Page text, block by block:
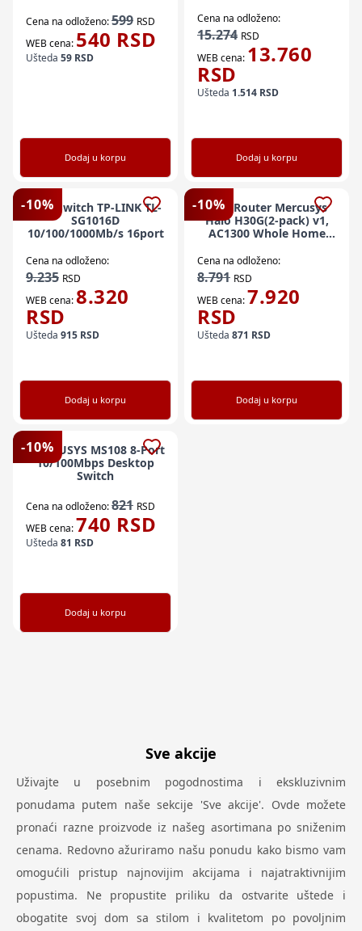
Cena na odloženo:599 RSD
WEB cena: 540 RSD
Ušteda 59 RSD
Dodaj u korpu
Cena na odloženo:
15.274 RSD
WEB cena: 13.760
RSD
Ušteda 1.514 RSD
Dodaj u korpu
-10%
LAN Switch TP-LINK TL-
SG1016D
10/100/1000Mb/s 16port
Cena na odloženo:
9.235 RSD
WEB cena:8.320
RSD
Ušteda 915 RSD
Dodaj u korpu
-10%
LAN Router Mercusys
Halo H30G(2-pack) v1,
AC1300 Whole Home
(62559)
Cena na odloženo:
8.791 RSD
WEB cena:7.920
RSD
Ušteda 871 RSD
Dodaj u korpu
-10%
MERCUSYS MS108 8-Port
10/100Mbps Desktop
Switch
Cena na odloženo:821 RSD
WEB cena:740 RSD
Ušteda 81 RSD
Dodaj u korpu
Sve akcije
Uživajte u posebnim pogodnostima i ekskluzivnim
ponudama putem naše sekcije 'Sve akcije'. Ovde možete
pronaći razne proizvode iz našeg asortimana po sniženim
cenama. Redovno ažuriramo našu ponudu kako bismo vam
omogućili pristup najnovijim akcijama i najatraktivnijim
popustima. Ne propustite priliku da ostvarite uštede i
obogatite svoj dom sa stilom i kvalitetom po povoljnim